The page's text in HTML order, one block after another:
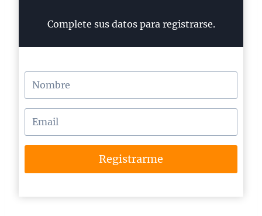
Complete sus datos para registrarse.
Registrarme